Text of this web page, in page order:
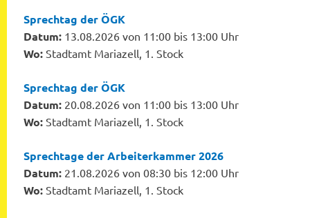
Sprechtag der ÖGK
Datum: 13.08.2026 von 11:00 bis 13:00 Uhr
Wo: Stadtamt Mariazell, 1. Stock
Sprechtag der ÖGK
Datum: 20.08.2026 von 11:00 bis 13:00 Uhr
Wo: Stadtamt Mariazell, 1. Stock
Sprechtage der Arbeiterkammer 2026
Datum: 21.08.2026 von 08:30 bis 12:00 Uhr
Wo: Stadtamt Mariazell, 1. Stock